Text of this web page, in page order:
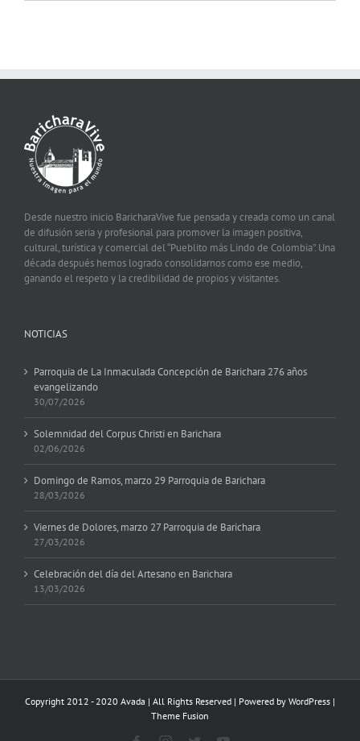
Desde nuestro inicio BaricharaVive fue pensada y creada como un canal
de difusión seria y profesional para promover la imagen positiva,
cultural, turística y comercial del “Pueblito más Lindo de Colombia”. Una
década después hemos logrado consolidarnos como ese medio,
ganando el respeto y la credibilidad de propios y visitantes.
NOTICIAS
Parroquia de La Inmaculada Concepción de Barichara 276 años
evangelizando
30/07/2026
Solemnidad del Corpus Christi en Barichara
02/06/2026
Domingo de Ramos, marzo 29 Parroquia de Barichara
28/03/2026
Viernes de Dolores, marzo 27 Parroquia de Barichara
27/03/2026
Celebración del día del Artesano en Barichara
13/03/2026
Copyright 2012 - 2020 Avada | All Rights Reserved | Powered by WordPress |
Theme Fusion